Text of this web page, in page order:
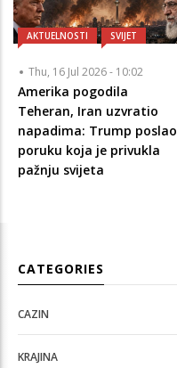
AKTUELNOSTI SVIJET
Thu, 16 Jul 2026 - 10:02
Amerika pogodila
Teheran, Iran uzvratio
napadima: Trump poslao
poruku koja je privukla
pažnju svijeta
CATEGORIES
CAZIN
KRAJINA